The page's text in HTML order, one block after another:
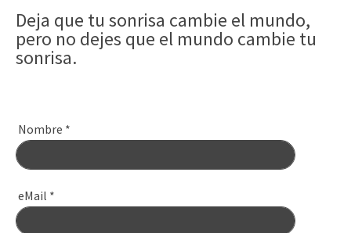
Deja que tu sonrisa cambie el mundo,
pero no dejes que el mundo cambie tu
sonrisa.
Nombre *
eMail *